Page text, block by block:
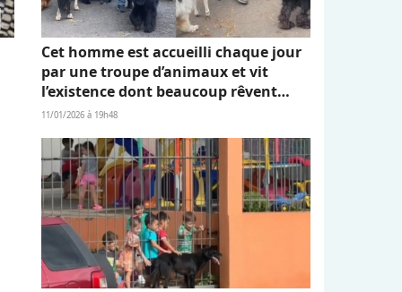
Cet homme est accueilli chaque jour
par une troupe d’animaux et vit
l’existence dont beaucoup rêvent
(vidéo)
11/01/2026 à 19h48